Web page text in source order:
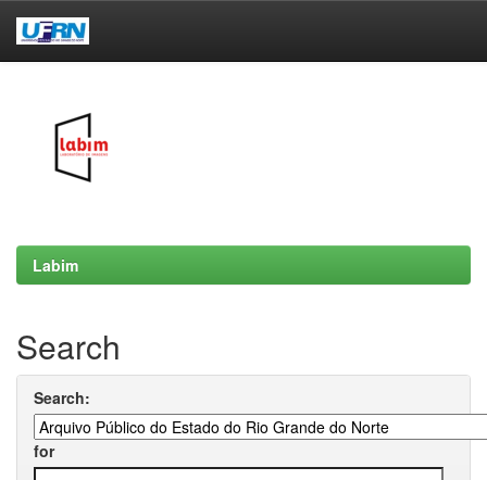
Labim
Search
Search:
for